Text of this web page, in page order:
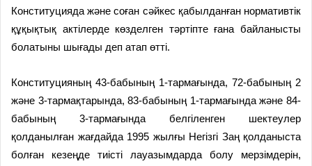
Конституцияда және соған сәйкес қабылданған нормативтік
құқықтық актілерде көзделген тәртіпте ғана байланысты
болатыны шығады деп атап өтті.
Конституцияның 43-бабының 1-тармағында, 72-бабының 2
және 3-тармақтарында, 83-бабының 1-тармағында және 84-
бабының 3-тармағында белгіленген шектеулер
қолданылған жағдайда 1995 жылғы Негізгі Заң қолданыста
болған кезеңде тиісті лауазымдарда болу мерзімдерін,